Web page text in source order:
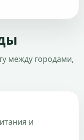
между городами,
и